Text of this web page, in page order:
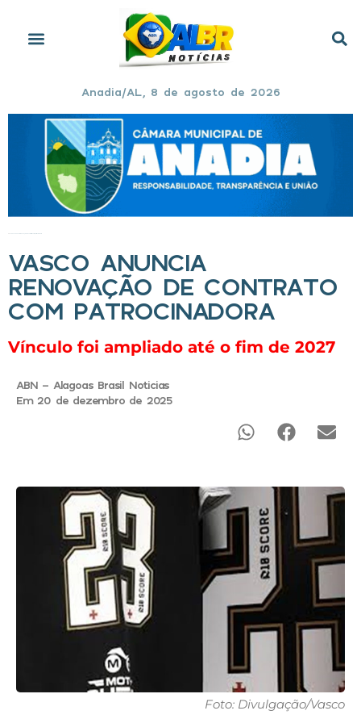
Anadia/AL, 8 de agosto de 2026
VASCO ANUNCIA
RENOVAÇÃO DE CONTRATO
COM PATROCINADORA
Vínculo foi ampliado até o fim de 2027
ABN - Alagoas Brasil Noticias
Em 20 de dezembro de 2025
Foto: Divulgação/Vasco